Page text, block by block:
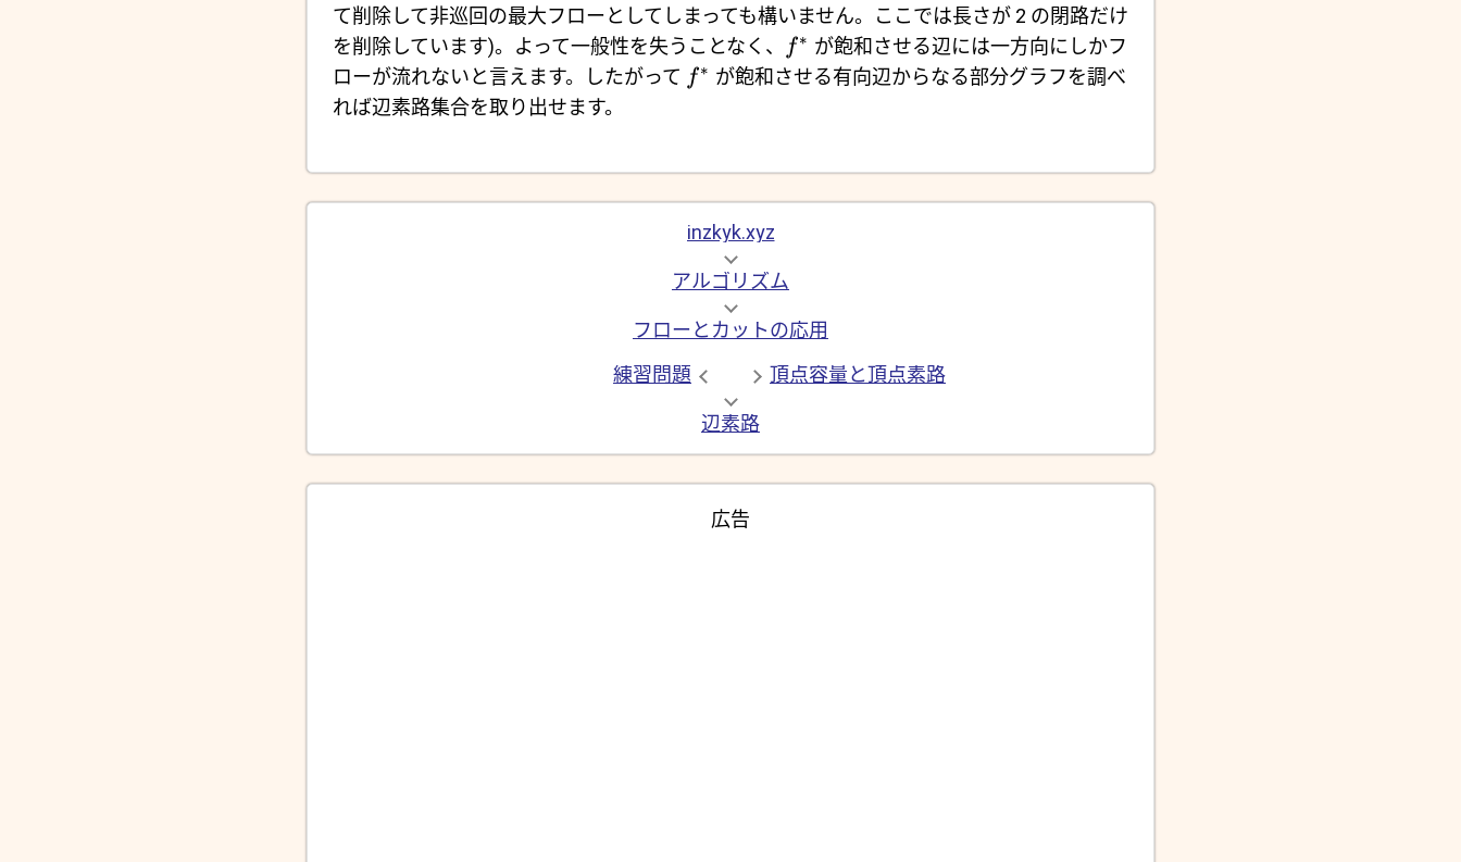
て削除して非巡回の最大フローとしてしまっても構いません。ここでは長さが 2 の閉路だけ
を削除しています)。よって一般性を失うことなく、
f∗ が飽和させる辺には一方向にしかフ
ローが流れないと言えます。したがって f∗ が飽和させる有向辺からなる部分グラフを調べ
れば辺素路集合を取り出せます。
inzkyk.xyz
アルゴリズム
フローとカットの応用
練習問題
頂点容量と頂点素路
辺素路
広告